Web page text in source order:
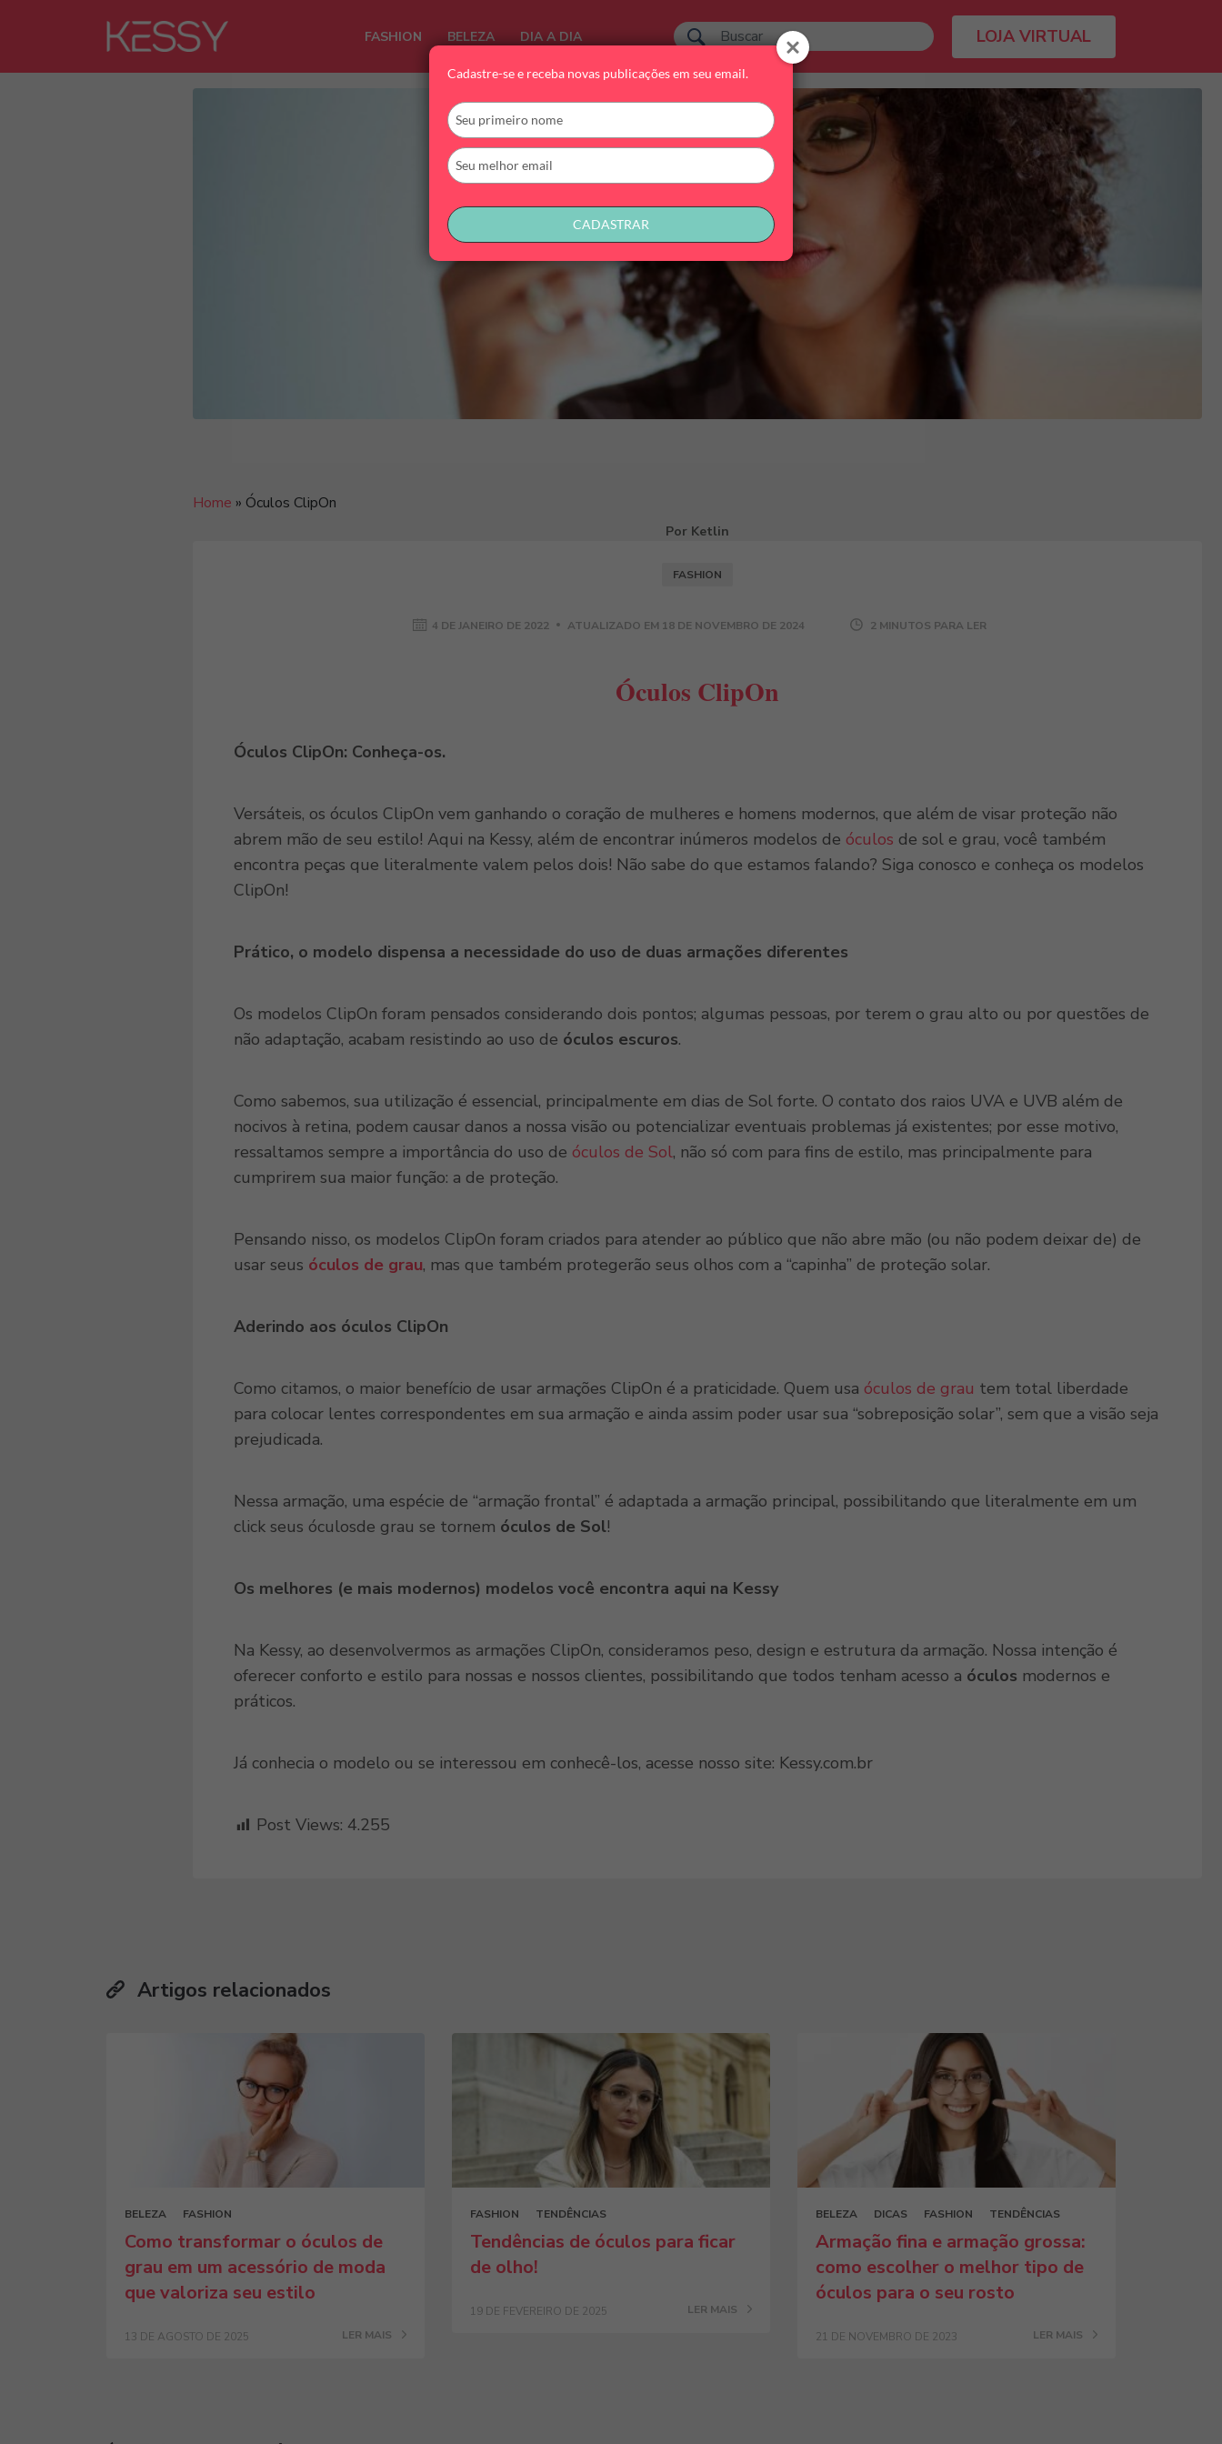
FASHION BELEZA DIA A DIA LOJA VIRTUAL
Home » Óculos ClipOn
Por Ketlin
FASHION
4 DE JANEIRO DE 2022 ATUALIZADO EM 18 DE NOVEMBRO DE 2024 2 MINUTOS PARA LER
Óculos ClipOn
Óculos ClipOn: Conheça-os.
Versáteis, os óculos ClipOn vem ganhando o coração de mulheres e homens modernos, que além de visar proteção não
abrem mão de seu estilo! Aqui na Kessy, além de encontrar inúmeros modelos de óculos de sol e grau, você também
encontra peças que literalmente valem pelos dois! Não sabe do que estamos falando? Siga conosco e conheça os modelos
ClipOn!
Prático, o modelo dispensa a necessidade do uso de duas armações diferentes
Os modelos ClipOn foram pensados considerando dois pontos; algumas pessoas, por terem o grau alto ou por questões de
não adaptação, acabam resistindo ao uso de óculos escuros.
Como sabemos, sua utilização é essencial, principalmente em dias de Sol forte. O contato dos raios UVA e UVB além de
nocivos à retina, podem causar danos a nossa visão ou potencializar eventuais problemas já existentes; por esse motivo,
ressaltamos sempre a importância do uso de óculos de Sol, não só com para fins de estilo, mas principalmente para
cumprirem sua maior função: a de proteção.
Pensando nisso, os modelos ClipOn foram criados para atender ao público que não abre mão (ou não podem deixar de) de
usar seus óculos de grau, mas que também protegerão seus olhos com a “capinha” de proteção solar.
Aderindo aos óculos ClipOn
Como citamos, o maior benefício de usar armações ClipOn é a praticidade. Quem usa óculos de grau tem total liberdade
para colocar lentes correspondentes em sua armação e ainda assim poder usar sua “sobreposição solar”, sem que a visão seja
prejudicada.
Nessa armação, uma espécie de “armação frontal” é adaptada a armação principal, possibilitando que literalmente em um
click seus óculosde grau se tornem óculos de Sol!
Os melhores (e mais modernos) modelos você encontra aqui na Kessy
Na Kessy, ao desenvolvermos as armações ClipOn, consideramos peso, design e estrutura da armação. Nossa intenção é
oferecer conforto e estilo para nossas e nossos clientes, possibilitando que todos tenham acesso a óculos modernos e
práticos.
Já conhecia o modelo ou se interessou em conhecê-los, acesse nosso site: Kessy.com.br
Post Views: 4.255
Artigos relacionados
BELEZA FASHION
Como transformar o óculos de
grau em um acessório de moda
que valoriza seu estilo
13 DE AGOSTO DE 2025 LER MAIS
FASHION TENDÊNCIAS
Tendências de óculos para ficar
de olho!
19 DE FEVEREIRO DE 2025 LER MAIS
BELEZA DICAS FASHION TENDÊNCIAS
Armação fina e armação grossa:
como escolher o melhor tipo de
óculos para o seu rosto
21 DE NOVEMBRO DE 2023 LER MAIS
Cadastre-se e receba novas publicações em seu email.
Digite
seu
nome
Digite
seu
CADASTRAR